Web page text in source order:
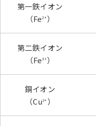
第一鉄イオン
（Fe2+）
第二鉄イオン
（Fe3+）
銅イオン
（Cu2+）